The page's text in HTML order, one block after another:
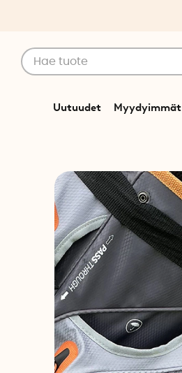
Uutuudet Myydyimmät